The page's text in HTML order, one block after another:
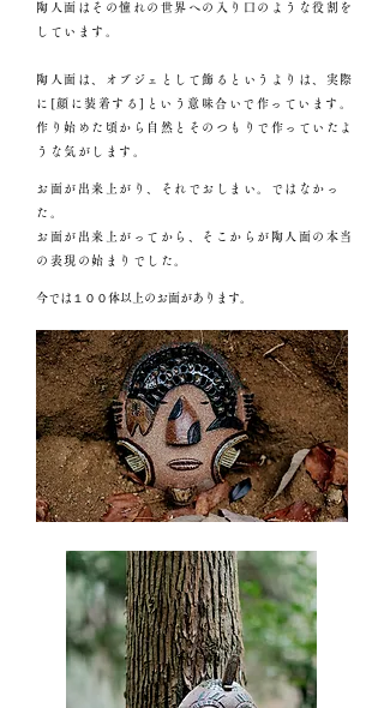
陶人面はその憧れの世界への入り口のような役割を
しています。
陶人面は、オブジェとして飾るというよりは、実際
に[顔に装着する]という意味合いで作っています。
作り始めた頃から自然とそのつもりで作っていたよ
うな気がします。
お面が出来上がり、それでおしまい。ではなかっ
た。
お面が出来上がってから、そこからが陶人面の本当
の表現の始まりでした 。
​今では１００体以上のお面があります。